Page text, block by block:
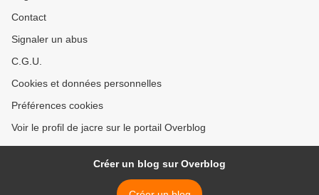
Contact
Signaler un abus
C.G.U.
Cookies et données personnelles
Préférences cookies
Voir le profil de jacre sur le portail Overblog
Créer un blog sur Overblog